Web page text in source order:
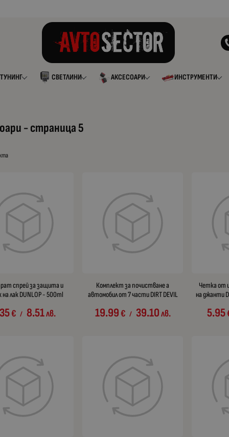
ТУНИНГ СВЕТЛИНИ АКСЕСОАРИ ИНСТРУМЕНТИ
- страница 5
спрей за защита и
на лак DUNLOP - 500ml
€ / 8.51лв.
Комплект за почистване а
автомобил от 7 части DIRT DEVIL
19.99€ / 39.10лв.
Четка от
на джанти
5.95